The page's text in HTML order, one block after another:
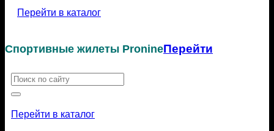
Перейти в каталог
Спортивные жилеты PronineПерейти
Искать:
Перейти в каталог